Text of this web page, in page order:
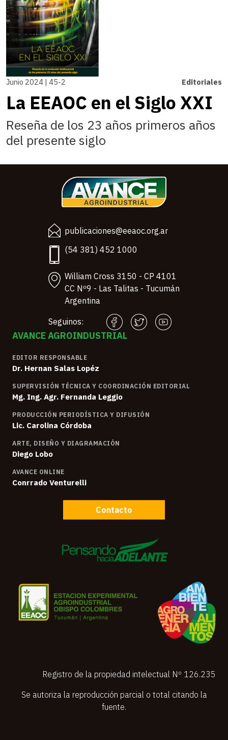
Junio 2024 | 45-2 Editoriales
La EEAOC en el Siglo XXI
Reseña de los 23 años primeros años
del presente siglo
publicaciones@eeaoc.org.ar
(54 381) 452 1000
William Cross 3150 - CP 4101
CC Nº9 - Las Talitas - Tucumán
Argentina
Seguinos:
AVANCE AGROINDUSTRIAL
EDITOR RESPONSABLE
Dr. Hernan Salas Lopéz
SUPERVISIÓN TÉCNICA Y COORDINACIÓN EDITORIAL
Mg. Ing. Agr. Fernanda Leggio
PRODUCCIÓN PERIODÍSTICA Y DIFUSIÓN
Lic. Carolina Córdoba
ARTE, DISEÑO Y DIAGRAMACIÓN
Diego Lobo
AVANCE ONLINE
Conrrado Venturelli
Contacto
Registro de la propiedad intelectual Nº 126.235
Se autoriza la reproducción parcial o total citando la
fuente.